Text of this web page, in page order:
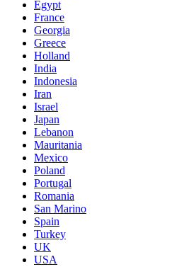
Egypt
France
Georgia
Greece
Holland
India
Indonesia
Iran
Israel
Japan
Lebanon
Mauritania
Mexico
Poland
Portugal
Romania
San Marino
Spain
Turkey
UK
USA